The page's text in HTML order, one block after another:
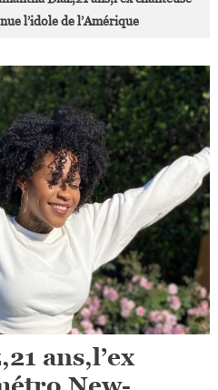
l’idole de l’Amérique
ans,l’ex